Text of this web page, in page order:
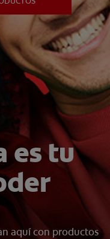
DE SALUD BUCAL
DE PRODUCTOS
PARA PROFESIONALES
CUPONES
DÓNDE COMPRAR
VE (ES)
SUSCRÍBETE
es tu
aquí con productos